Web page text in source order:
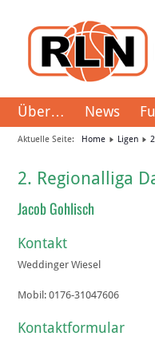
Über… News
Aktuelle Seite: Home Ligen
2. Regionalliga
Jacob Gohlisch
Kontakt
Weddinger Wiesel
Mobil: 0176-31047606
Kontaktformular